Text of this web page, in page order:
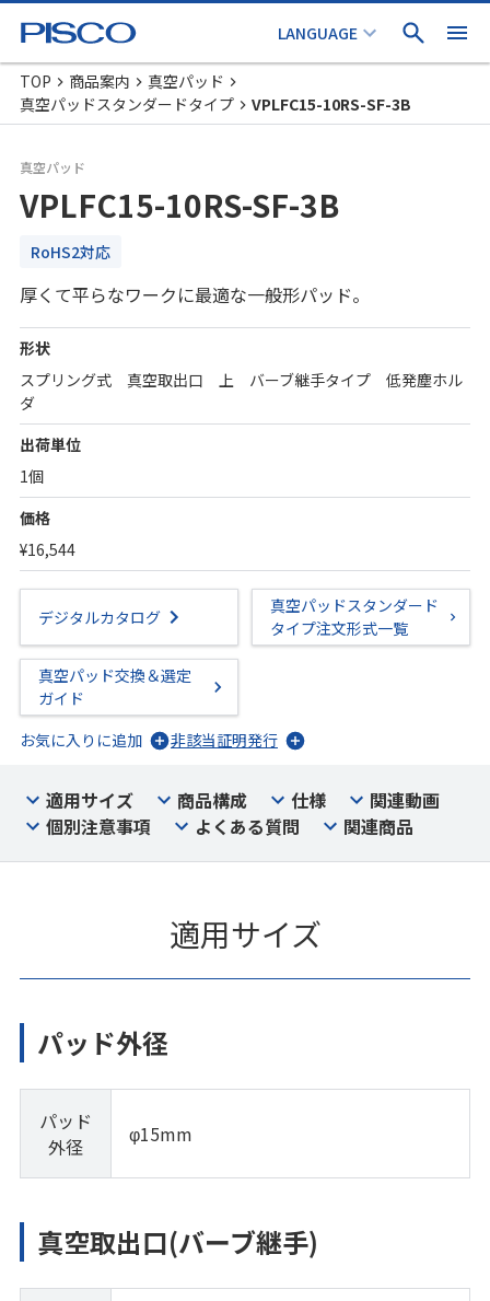
TOP 商品案内
真空パッド
真空パッドスタンダードタイプ
VPLFC15-10RS-SF-3B
真空パッド
VPLFC15-10RS-SF-3B
RoHS2対応
厚くて平らなワークに最適な一般形パッド。
形状
スプリング式 真空取出口 上 バーブ継手タイプ 低発塵ホル
ダ
出荷単位
1個
価格
¥16,544
デジタルカタログ
真空パッドスタンダード
タイプ注文形式一覧
真空パッド交換＆選定
ガイド
お気に入りに追加
非該当証明発行
適用サイズ 商品構成 仕様
関連動画
個別注意事項
よくある質問 関連商品
適用サイズ
パッド外径
パッド
外径
φ15mm
真空取出口(バーブ継手)